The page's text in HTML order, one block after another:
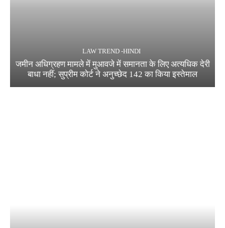
LAW TREND -HINDI
जमीन अधिग्रहण मामले में मुआवजे में समानता के लिए अत्यधिक देरी
बाधा नहीं; सुप्रीम कोर्ट ने अनुच्छेद 142 का किया इस्तेमाल